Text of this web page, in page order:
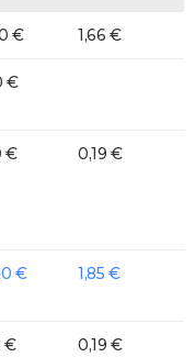
€ 1,66 €
€
€ 0,19 €
€ 1,85 €
€ 0,19 €